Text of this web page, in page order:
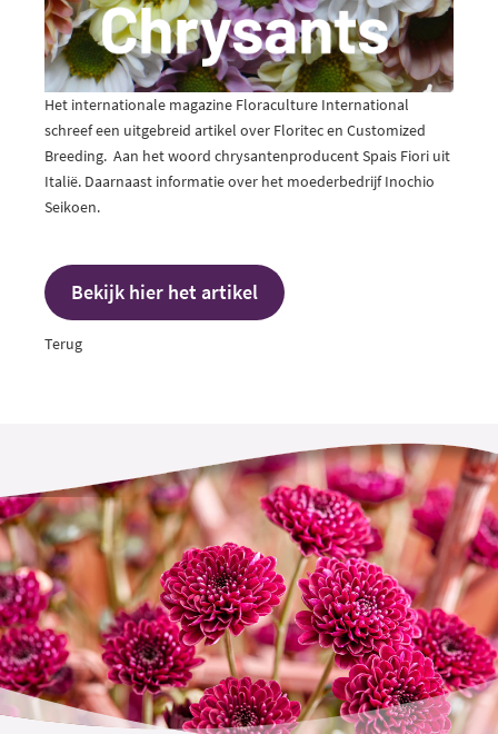
Het internationale magazine Floraculture International
schreef een uitgebreid artikel over Floritec en Customized
Breeding. Aan het woord chrysantenproducent Spais Fiori uit
Italië. Daarnaast informatie over het moederbedrijf Inochio
Seikoen.
Bekijk hier het artikel
Terug